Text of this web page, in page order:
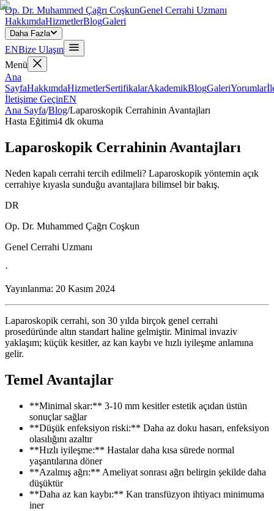
Op. Dr. Muhammed Çağrı CoşkunGenel Cerrahi Uzmanı
HakkımdaHizmetlerBlogGaleri
Daha Fazla
ENBize Ulaşın
Menü
Ana
SayfaHakkımdaHizmetlerSertifikalarAkademikBlogGaleriYorumlar
İletişime GeçinEN
Ana Sayfa/Blog/Laparoskopik Cerrahinin Avantajları
Hasta Eğitimi4 dk okuma
Laparoskopik Cerrahinin Avantajları
Neden kapalı cerrahi tercih edilmeli? Laparoskopik yöntemin açık
cerrahiye kıyasla sunduğu avantajlara bilimsel bir bakış.
DR
Op. Dr. Muhammed Çağrı Coşkun
Genel Cerrahi Uzmanı
·
Yayınlanma: 20 Kasım 2024
Laparoskopik cerrahi, son 30 yılda birçok genel cerrahi
prosedüründe altın standart haline gelmiştir. Minimal invaziv
yaklaşım; küçük kesitler, az kan kaybı ve hızlı iyileşme anlamına
gelir.
Temel Avantajlar
**Minimal skar:** 3-10 mm kesitler estetik açıdan üstün
sonuçlar sağlar
**Düşük enfeksiyon riski:** Daha az doku hasarı, enfeksiyon
olasılığını azaltır
**Hızlı iyileşme:** Hastalar daha kısa sürede normal
yaşantılarına döner
**Azalmış ağrı:** Ameliyat sonrası ağrı belirgin şekilde daha
düşüktür
**Daha az kan kaybı:** Kan transfüzyon ihtiyacı minimuma
iner